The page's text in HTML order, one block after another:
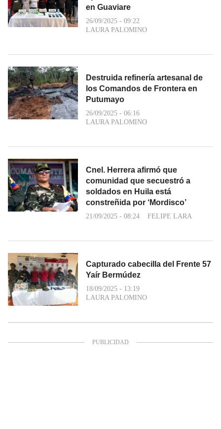
en Guaviare
26/09/2025 - 09:22
LAURA PALOMINO
Destruida refinería artesanal de
los Comandos de Frontera en
Putumayo
26/09/2025 - 06:16
LAURA PALOMINO
Cnel. Herrera afirmó que
comunidad que secuestró a
soldados en Huila está
constreñida por ‘Mordisco’
21/09/2025 - 08:24 FELIPE LARA
Capturado cabecilla del Frente 57
Yaír Bermúdez
18/09/2025 - 13:19
LAURA PALOMINO